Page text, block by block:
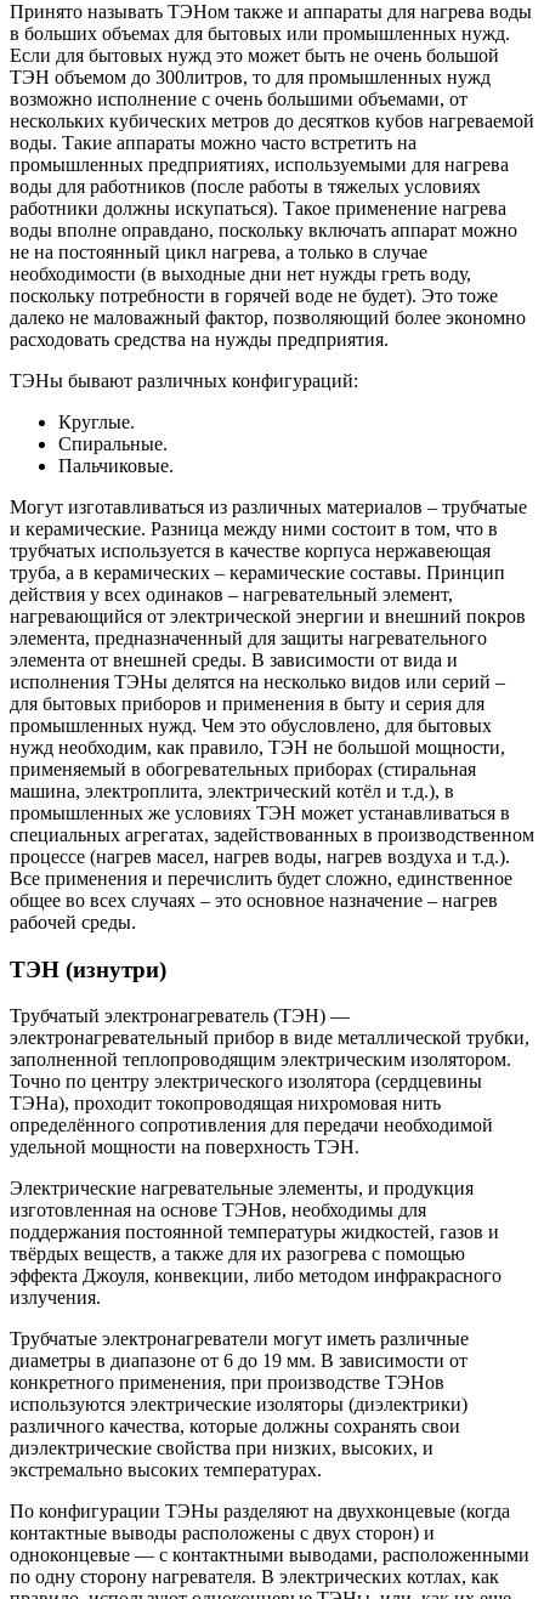
Принято называть ТЭНом также и аппараты для нагрева воды
в больших объемах для бытовых или промышленных нужд.
Если для бытовых нужд это может быть не очень большой
ТЭН объемом до 300литров, то для промышленных нужд
возможно исполнение с очень большими объемами, от
нескольких кубических метров до десятков кубов нагреваемой
воды. Такие аппараты можно часто встретить на
промышленных предприятиях, используемыми для нагрева
воды для работников (после работы в тяжелых условиях
работники должны искупаться). Такое применение нагрева
воды вполне оправдано, поскольку включать аппарат можно
не на постоянный цикл нагрева, а только в случае
необходимости (в выходные дни нет нужды греть воду,
поскольку потребности в горячей воде не будет). Это тоже
далеко не маловажный фактор, позволяющий более экономно
расходовать средства на нужды предприятия.
ТЭНы бывают различных конфигураций:
Круглые.
Спиральные.
Пальчиковые.
Могут изготавливаться из различных материалов – трубчатые
и керамические. Разница между ними состоит в том, что в
трубчатых используется в качестве корпуса нержавеющая
труба, а в керамических – керамические составы. Принцип
действия у всех одинаков – нагревательный элемент,
нагревающийся от электрической энергии и внешний покров
элемента, предназначенный для защиты нагревательного
элемента от внешней среды. В зависимости от вида и
исполнения ТЭНы делятся на несколько видов или серий –
для бытовых приборов и применения в быту и серия для
промышленных нужд. Чем это обусловлено, для бытовых
нужд необходим, как правило, ТЭН не большой мощности,
применяемый в обогревательных приборах (стиральная
машина, электроплита, электрический котёл и т.д.), в
промышленных же условиях ТЭН может устанавливаться в
специальных агрегатах, задействованных в производственном
процессе (нагрев масел, нагрев воды, нагрев воздуха и т.д.).
Все применения и перечислить будет сложно, единственное
общее во всех случаях – это основное назначение – нагрев
рабочей среды.
ТЭН (изнутри)
Трубчатый электронагреватель (ТЭН) —
электронагревательный прибор в виде металлической трубки,
заполненной теплопроводящим электрическим изолятором.
Точно по центру электрического изолятора (сердцевины
ТЭНа), проходит токопроводящая нихромовая нить
определённого сопротивления для передачи необходимой
удельной мощности на поверхность ТЭН.
Электрические нагревательные элементы, и продукция
изготовленная на основе ТЭНов, необходимы для
поддержания постоянной температуры жидкостей, газов и
твёрдых веществ, а также для их разогрева с помощью
эффекта Джоуля, конвекции, либо методом инфракрасного
излучения.
Трубчатые электронагреватели могут иметь различные
диаметры в диапазоне от 6 до 19 мм. В зависимости от
конкретного применения, при производстве ТЭНов
используются электрические изоляторы (диэлектрики)
различного качества, которые должны сохранять свои
диэлектрические свойства при низких, высоких, и
экстремально высоких температурах.
По конфигурации ТЭНы разделяют на двухконцевые (когда
контактные выводы расположены с двух сторон) и
одноконцевые — с контактными выводами, расположенными
по одну сторону нагревателя. В электрических котлах, как